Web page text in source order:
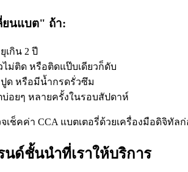
นแบต" ถ้า:
เกิน 2 ปี
ม่ติด หรือติดแป๊บเดียวก็ดับ
ด หรือมีน้ำกรดรั่วซึม
บ่อยๆ หลายครั้งในรอบสัปดาห์
เช็คค่า CCA แบตเตอรี่ด้วยเครื่องมือดิจิทัล
นด์ชั้นนำที่เราให้บริการ